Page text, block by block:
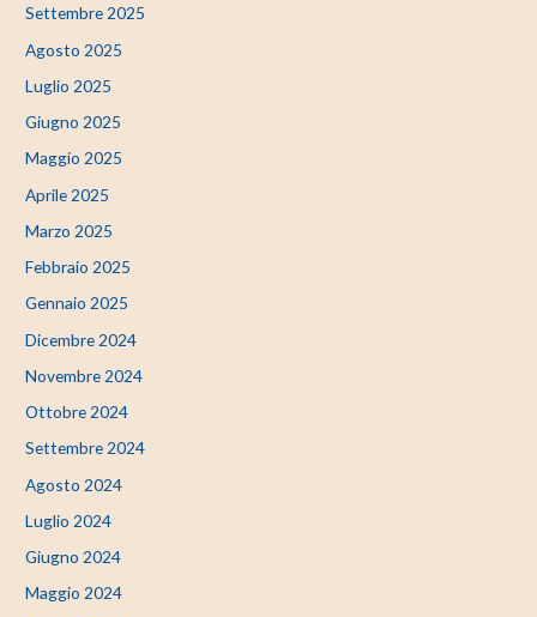
Settembre 2025
Agosto 2025
Luglio 2025
Giugno 2025
Maggio 2025
Aprile 2025
Marzo 2025
Febbraio 2025
Gennaio 2025
Dicembre 2024
Novembre 2024
Ottobre 2024
Settembre 2024
Agosto 2024
Luglio 2024
Giugno 2024
Maggio 2024